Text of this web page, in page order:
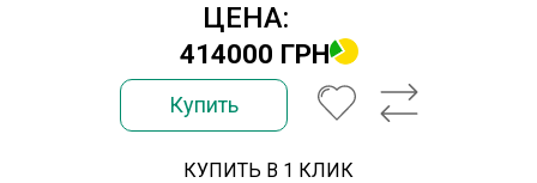
ЦЕНА:
414000 ГРН
Купить
КУПИТЬ В 1 КЛИК